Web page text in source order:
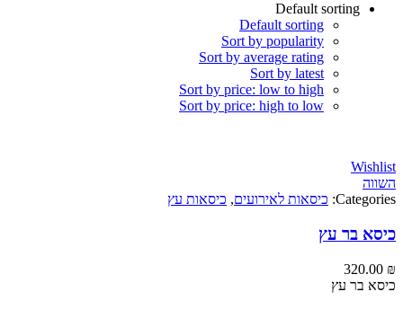
Default sorting
Default sorting
Sort by popularity
Sort by average rating
Sort by latest
Sort by price: low to high
Sort by price: high to low
כיסאות לאירועים,כיסאות עץ
בר עץ
עץ